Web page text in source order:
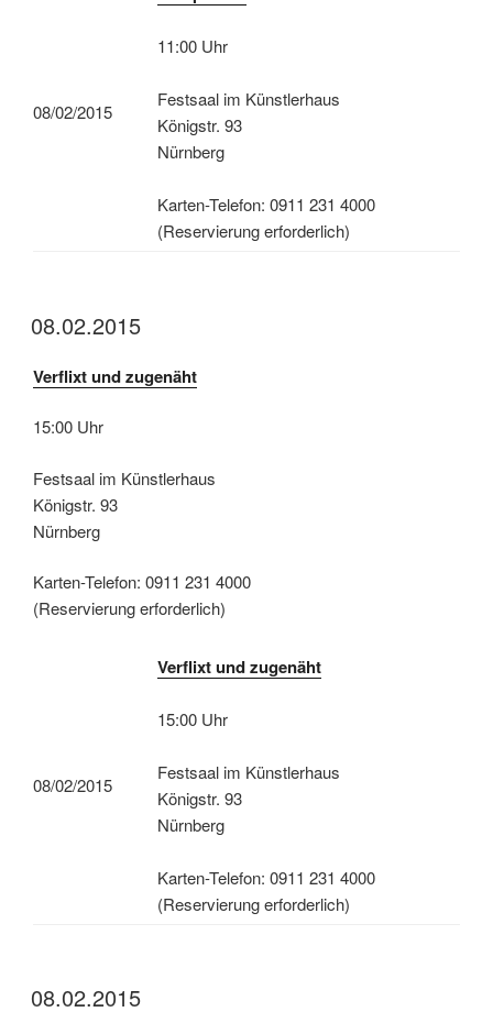
08/02/2015
11:00 Uhr
Festsaal im Künstlerhaus
Königstr. 93
Nürnberg
Karten-Telefon: 0911 231 4000
(Reservierung erforderlich)
08.02.2015
Verflixt und zugenäht
15:00 Uhr
Festsaal im Künstlerhaus
Königstr. 93
Nürnberg
Karten-Telefon: 0911 231 4000
(Reservierung erforderlich)
08/02/2015
Verflixt und zugenäht
15:00 Uhr
Festsaal im Künstlerhaus
Königstr. 93
Nürnberg
Karten-Telefon: 0911 231 4000
(Reservierung erforderlich)
08.02.2015